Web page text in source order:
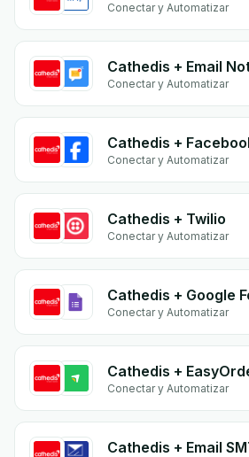
Conectar y Automatizar
Conectar y Automatizar
Cathedis +
Conectar y Automatizar
Cathedis + Twilio
Conectar y Automatizar
Conectar y Automatizar
Cathedis +
Conectar y Automatizar
Cathedis + Email